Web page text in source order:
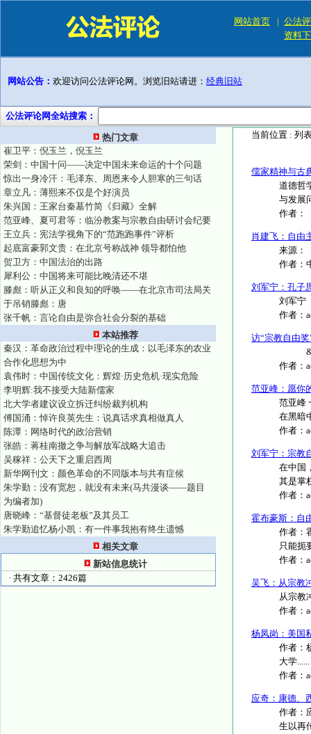
网站首页 | 公法
资料
网站公告： 欢迎访问公法评论网。浏览旧站请进： 经典旧站
公法评论网全站搜索：
热门文章
崔卫平：倪玉兰，倪玉兰
荣剑：中国十问——决定中国未来命运的十个问题
惊出一身冷汗：毛泽东、周恩来令人胆寒的三句话
章立凡：薄熙来不仅是个好演员
朱兴国：王家台秦墓竹简《归藏》全解
范亚峰、夏可君等：临汾教案与宗教自由研讨会纪要
王立兵：宪法学视角下的“范跑跑事件”评析
起底富豪郭文贵：在北京号称战神 领导都怕他
贺卫方：中国法治的出路
犀利公：中国将来可能比晚清还不堪
滕彪：听从正义和良知的呼唤——在北京市司法局关
于吊销滕彪：唐
张千帆：言论自由是弥合社会分裂的基础
本站推荐
秦汉：革命政治过程中理论的生成：以毛泽东的农业
合作化思想为中
袁伟时：中国传统文化：辉煌·历史危机·现实危险
李明辉:我不接受大陆新儒家
北大学者建议设立拆迁纠纷裁判机构
傅国涌：悼许良英先生：说真话求真相做真人
陈潭：网络时代的政治营销
张皓：蒋桂南撤之争与解放军战略大追击
吴稼祥：公天下之重启西周
新华网刊文：颜色革命的不同版本与共有症候
朱学勤：没有宽恕，就没有未来(马共漫谈——题目
为编者加)
唐晓峰：“基督徒老板”及其员工
朱学勤追忆杨小凯：有一件事我抱有终生遗憾
相关文章
新站信息统计
· 共有文章：2426篇
当前位置 : 列
儒家精神与古
道德哲
与发展
作者：
肖建飞：自由
来源：
作者：
刘军宁：孔子
刘军
作者：
访“宗教自由
作者：
范亚峰：愿你
范亚峰
在黑暗
作者：
刘军宁：宗教
在中国
其是掌
作者：
霍布豪斯：自
作者：
只能扼
作者：
吴飞：从宗教
从宗教
作者：
杨凤岗：美国
作者：
大学......
作者：
应奇：康德、
作者：
生以再